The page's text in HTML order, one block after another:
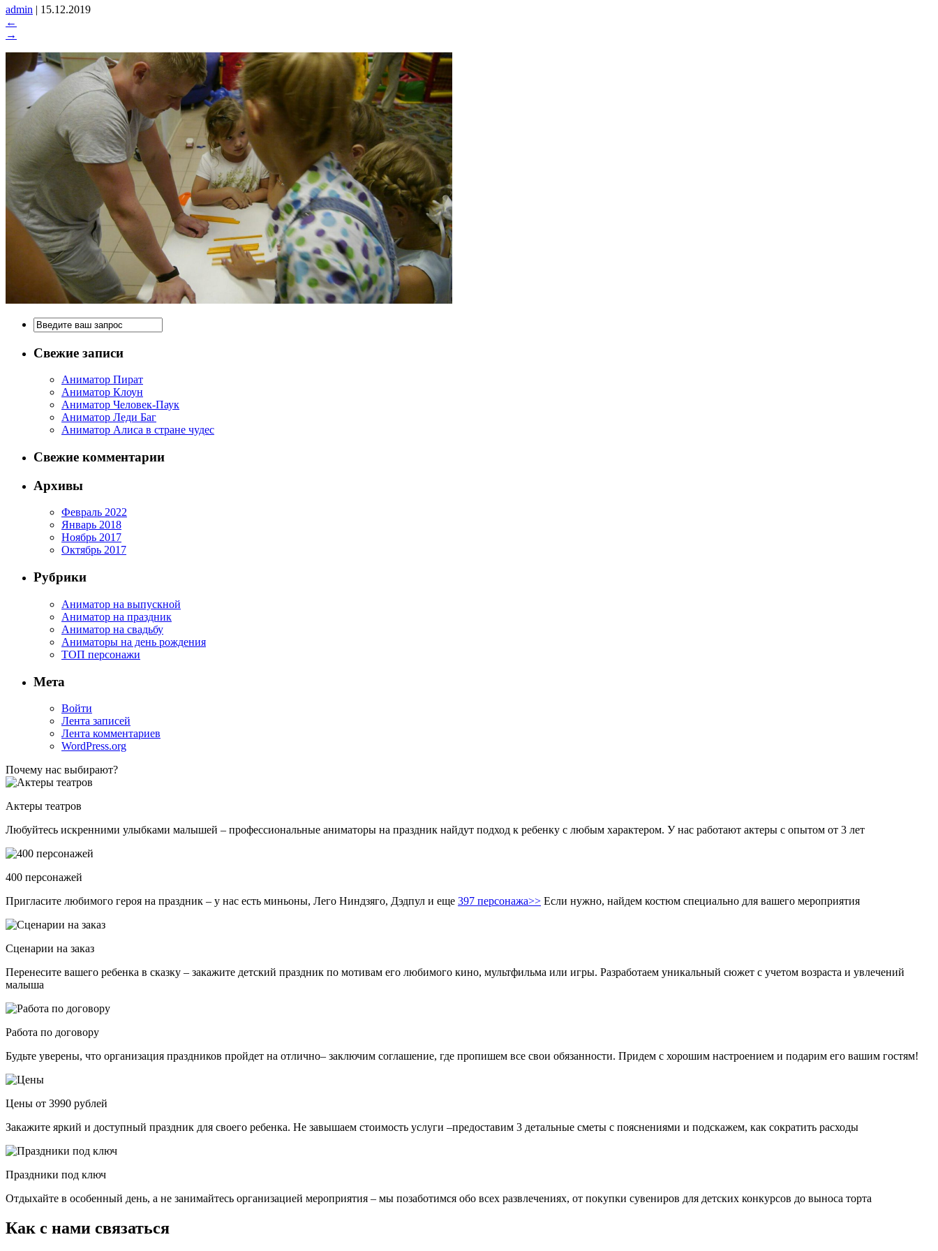
admin | 15.12.2019
←
→
Свежие записи
Аниматор Пират
Аниматор Клоун
Аниматор Человек-Паук
Аниматор Леди Баг
Аниматор Алиса в стране чудес
Свежие комментарии
Архивы
Февраль 2022
Январь 2018
Ноябрь 2017
Октябрь 2017
Рубрики
Аниматор на выпускной
Аниматор на праздник
Аниматор на свадьбу
Аниматоры на день рождения
ТОП персонажи
Мета
Войти
Лента записей
Лента комментариев
WordPress.org
Почему нас выбирают?
Актеры театров
Любуйтесь искренними улыбками малышей – профессиональные аниматоры на праздник найдут подход к ребенку с любым характером. У нас работают актеры с опытом от 3 лет
400 персонажей
Пригласите любимого героя на праздник – у нас есть миньоны, Лего Ниндзяго, Дэдпул и еще 397 персонажа>> Если нужно, найдем костюм специально для вашего мероприятия
Сценарии на заказ
Перенесите вашего ребенка в сказку – закажите детский праздник по мотивам его любимого кино, мультфильма или игры. Разработаем уникальный сюжет с учетом возраста и увлечений
малыша
Работа по договору
Будьте уверены, что организация праздников пройдет на отлично– заключим соглашение, где пропишем все свои обязанности. Придем с хорошим настроением и подарим его вашим гостям!
Цены от 3990 рублей
Закажите яркий и доступный праздник для своего ребенка. Не завышаем стоимость услуги –предоставим 3 детальные сметы с пояснениями и подскажем, как сократить расходы
Праздники под ключ
Отдыхайте в особенный день, а не занимайтесь организацией мероприятия – мы позаботимся обо всех развлечениях, от покупки сувениров для детских конкурсов до выноса торта
Как с нами связаться